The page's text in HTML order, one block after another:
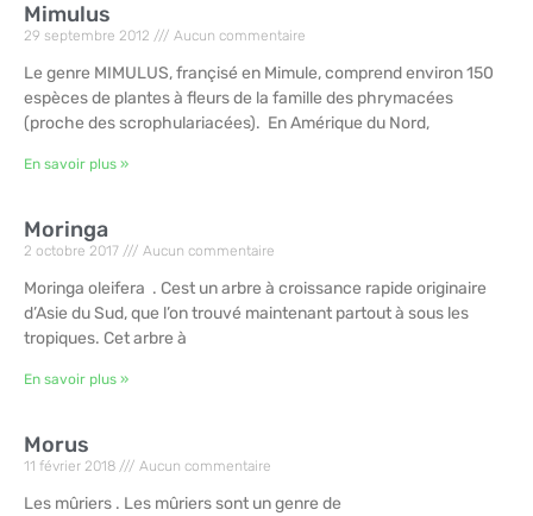
Mimulus
29 septembre 2012 Aucun commentaire
Le genre MIMULUS, françisé en Mimule, comprend environ 150
espèces de plantes à fleurs de la famille des phrymacées
(proche des scrophulariacées). En Amérique du Nord,
En savoir plus »
Moringa
2 octobre 2017 Aucun commentaire
Moringa oleifera . Cest un arbre à croissance rapide originaire
d’Asie du Sud, que l’on trouvé maintenant partout à sous les
tropiques. Cet arbre à
En savoir plus »
Morus
11 février 2018 Aucun commentaire
Les mûriers . Les mûriers sont un genre de